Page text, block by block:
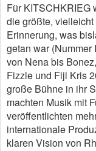
Für KITSCHKRIEG
die größte,
Erinnerung, was
getan war
von Nena bis
Fizzle und Fiji Kris
große Bühne in ihr
machten Musik mit
veröffentlichten
internationale
klaren Vision von